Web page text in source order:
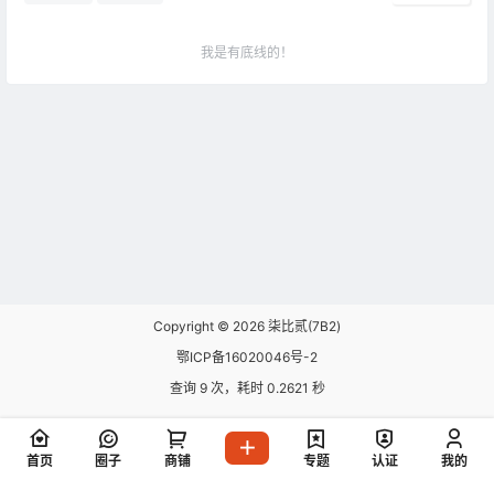
我是有底线的！
美化了移动端页面，效果还不错
问题反馈与求助
问下网格模块怎么才能给缩略图加个框框
Copyright © 2026 柒比贰(7B2)
鄂ICP备16020046号-2
查询 9 次，耗时 0.2621 秒
首页 圈子 商铺 专题 认证 我的